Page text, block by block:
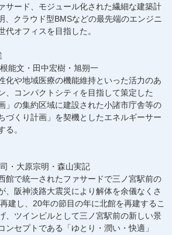
サード、モジュール化された繊細な建築計
、クラウド型BMSなどの最先端のエンジニ
代オフィスを目指した。
能文・田中宏樹・旭朔一
化や地域医療の機能維持といった活力のあ
、コンパクトシティを目指して策定した
」の集約区域に建設された小諸市庁舎等の
づくり計画」を契機としたエネルギーサー
る。
・大原宗明・森山実記
館で統一されたファサードで三ノ宮駅前の
、阪神淡路大震災により解体を余儀なくさ
建し、20年の節目の年に北館を再建するこ
、ツインビルとして三ノ宮駅前の新しい景
ンセプトである「ゆとり・潤い・快適」